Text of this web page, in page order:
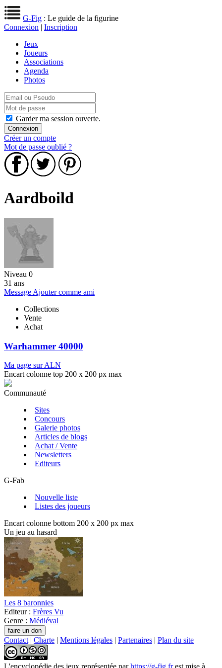
G-Fig : Le guide de la figurine
Connexion | Inscription
Jeux
Joueurs
Associations
Agenda
Photos
Garder ma session ouverte.
Créer un compte
Mot de passe oublié ?
Aardboild
Niveau 0
31 ans
Message Ajouter comme ami
Collections
Vente
Achat
Warhammer 40000
Ma page sur ALN
Encart colonne top 200 x 200 px max
Communauté
Sites
Concours
Galerie photos
Articles de blogs
Achat / Vente
Newsletters
Editeurs
G-Fab
Nouvelle liste
Listes des joueurs
Encart colonne bottom 200 x 200 px max
Un jeu au hasard
Les 8 baronnies
Editeur : Frères Vu
Genre : Médiéval
Contact | Charte | Mentions légales | Partenaires | Plan du site